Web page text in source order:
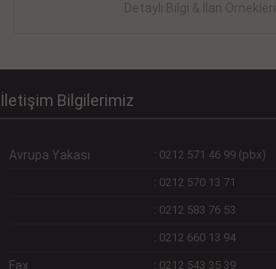
Detaylı Bilgi & İlan Örnekleri
İletişim Bilgilerimiz
Avrupa Yakası : 0212 571 46 99 (pbx)
: 0212 570 13 71
: 0212 583 76 53
: 0212 660 13 94
Fax : 0212 543 35 39
Devamını Gör